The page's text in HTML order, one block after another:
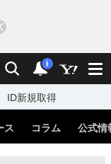
検索 通知
i
ID新規取得
ス コラム 公式情